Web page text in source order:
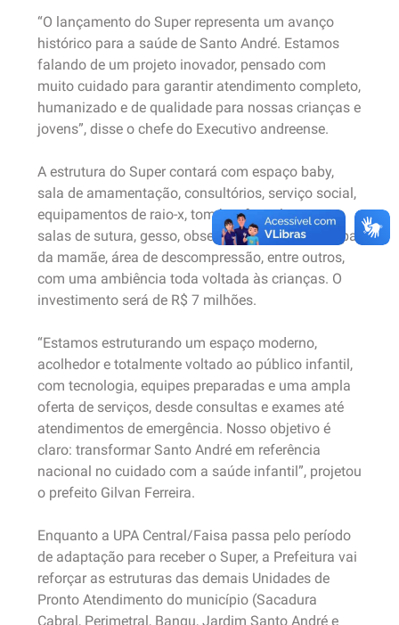
“O lançamento do Super representa um avanço
histórico para a saúde de Santo André. Estamos
falando de um projeto inovador, pensado com
muito cuidado para garantir atendimento completo,
humanizado e de qualidade para nossas crianças e
jovens”, disse o chefe do Executivo andreense.
A estrutura do Super contará com espaço baby,
sala de amamentação, consultórios, serviço social,
equipamentos de raio-x, tomógrafo e ultrassom,
salas de sutura, gesso, observação, farmácia, copa
da mamãe, área de descompressão, entre outros,
com uma ambiência toda voltada às crianças. O
investimento será de R$ 7 milhões.
“Estamos estruturando um espaço moderno,
acolhedor e totalmente voltado ao público infantil,
com tecnologia, equipes preparadas e uma ampla
oferta de serviços, desde consultas e exames até
atendimentos de emergência. Nosso objetivo é
claro: transformar Santo André em referência
nacional no cuidado com a saúde infantil”, projetou
o prefeito Gilvan Ferreira.
Enquanto a UPA Central/Faisa passa pelo período
de adaptação para receber o Super, a Prefeitura vai
reforçar as estruturas das demais Unidades de
Pronto Atendimento do município (Sacadura
Cabral, Perimetral, Bangu, Jardim Santo André e